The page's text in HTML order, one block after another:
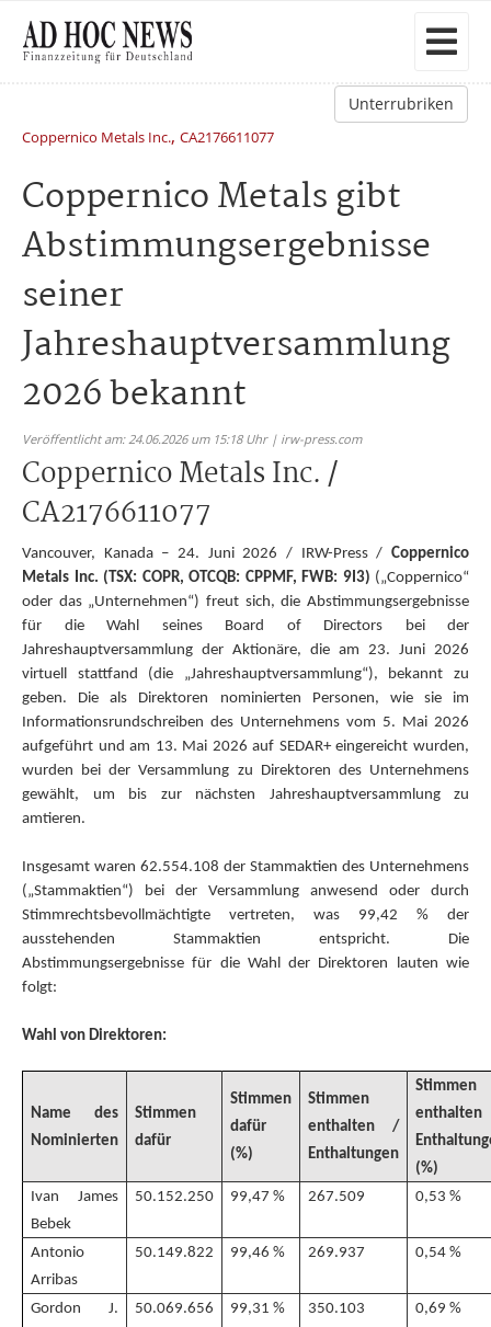
Unterrubriken
Coppernico Metals Inc., CA2176611077
Coppernico Metals gibt
Abstimmungsergebnisse
seiner
Jahreshauptversammlung
2026 bekannt
Veröffentlicht am: 24.06.2026 um 15:18 Uhr | irw-press.com
Coppernico Metals Inc. /
CA2176611077
Vancouver, Kanada – 24. Juni 2026 / IRW-Press / Coppernico
Metals Inc. (TSX: COPR, OTCQB: CPPMF, FWB: 9I3) („Coppernico“
oder das „Unternehmen“) freut sich, die Abstimmungsergebnisse
für die Wahl seines Board of Directors bei der
Jahreshauptversammlung der Aktionäre, die am 23. Juni 2026
virtuell stattfand (die „Jahreshauptversammlung“), bekannt zu
geben. Die als Direktoren nominierten Personen, wie sie im
Informationsrundschreiben des Unternehmens vom 5. Mai 2026
aufgeführt und am 13. Mai 2026 auf SEDAR+ eingereicht wurden,
wurden bei der Versammlung zu Direktoren des Unternehmens
gewählt, um bis zur nächsten Jahreshauptversammlung zu
amtieren.
Insgesamt waren 62.554.108 der Stammaktien des Unternehmens
(„Stammaktien“) bei der Versammlung anwesend oder durch
Stimmrechtsbevollmächtigte vertreten, was 99,42 % der
ausstehenden Stammaktien entspricht. Die
Abstimmungsergebnisse für die Wahl der Direktoren lauten wie
folgt:
Wahl von Direktoren:
Name des
Nominierten
Stimmen
dafür
Stimmen
dafür
(%)
Stimmen
enthalten /
Enthaltungen
Stimmen
(%)
Ivan James
Bebek
50.152.250 99,47 % 267.509 0,53 %
Antonio
Arribas
50.149.822 99,46 % 269.937 0,54 %
Gordon J.
50.069.656 99,31 % 350.103 0,69 %